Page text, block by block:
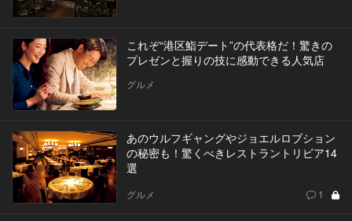
これぞ“港区鮨デート”の代表格だ！驚きの
プレゼンと握りの技に感動できる人気店
グルメ
あのウルフギャングやジョエルロブション
の秘密も！驚くべきレストラントリビア14
選
グルメ 1